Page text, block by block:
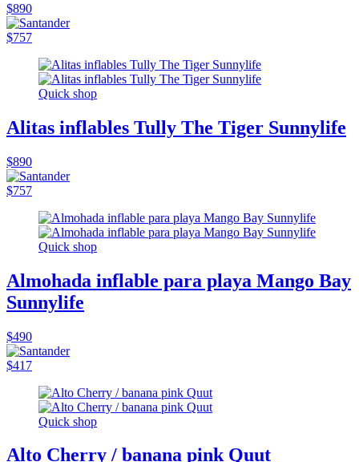
$890
$757
Quick shop
Alitas inflables Tully The Tiger Sunnylife
$890
$757
Quick shop
Almohada inflable para playa Mango Bay
Sunnylife
$490
$417
Quick shop
Alto Cherry / banana pink Quut